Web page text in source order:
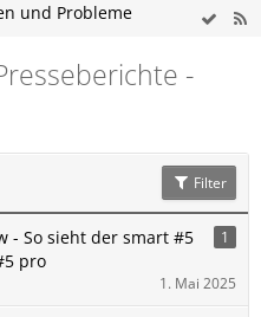
und Probleme
-
Filter
- So sieht der smart #5
pro
1
1. Mai 2025